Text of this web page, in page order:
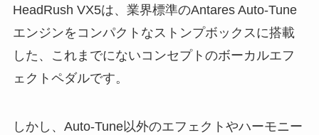
HeadRush VX5は、業界標準のAntares Auto-Tune
エンジンをコンパクトなストンプボックスに搭載
した、これまでにないコンセプトのボーカルエフ
ェクトペダルです。
しかし、Auto-Tune以外のエフェクトやハーモニー